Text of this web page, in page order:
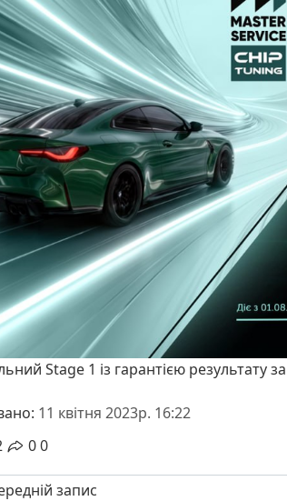
Stage 1 із гарантією результату
11 квітня 2023р. 16:22
00
запис